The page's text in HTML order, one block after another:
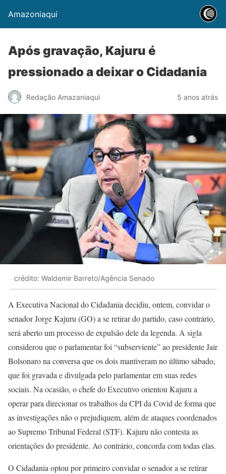
Amazoniaqui
Após gravação, Kajuru é
pressionado a deixar o Cidadania
Redação Amazaniaqui 5 anos atrás
crédito: Waldemir Barreto/Agência Senado
A Executiva Nacional do Cidadania decidiu, ontem, convidar o
senador Jorge Kajuru (GO) a se retirar do partido, caso contrário,
será aberto um processo de expulsão dele da legenda. A sigla
considerou que o parlamentar foi “subserviente” ao presidente Jair
Bolsonaro na conversa que os dois mantiveram no último sábado,
que foi gravada e divulgada pelo parlamentar em suas redes
sociais. Na ocasião, o chefe do Executivo orientou Kajuru a
operar para direcionar os trabalhos da CPI da Covid de forma que
as investigações não o prejudiquem, além de ataques coordenados
ao Supremo Tribunal Federal (STF). Kajuru não contesta as
orientações do presidente. Ao contrário, concorda com todas elas.
O Cidadania optou por primeiro convidar o senador a se retirar